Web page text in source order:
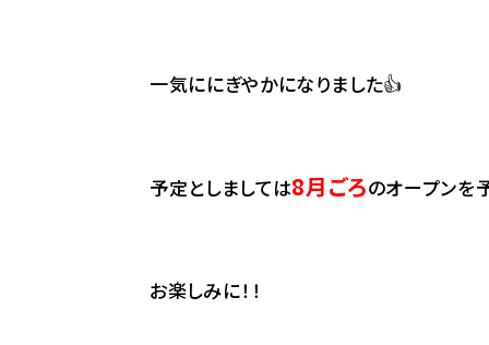
一気ににぎやかになりました👍
予定としましては8月ごろのオープンを
お楽しみに！！